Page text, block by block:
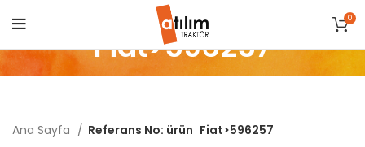
0
Fiat>596257
Ana Sayfa Referans No: ürün Fiat>596257